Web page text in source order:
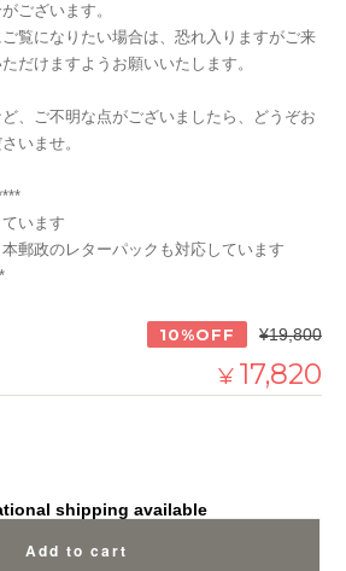
ございます。
覧になりたい場合は、恐れ入りますがご来
だけますようお願いいたします。
、ご不明な点がございましたら、どうぞお
いませ。
います
郵政のレターパックも対応しています
10%OFF ¥19,800
¥ 17,820
shipping available
Add to cart